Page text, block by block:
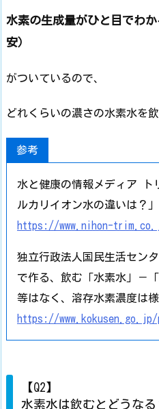
水素の生成量がひと目でわ
安）
がついているので、
どれくらいの濃さの水素水を
参考
水と健康の情報メディア ト
ルカリイオン水の違いは？」
https://www.nihon-
独立行政法人国民生活セン
で作る、飲む「水素水」－
等はなく、溶存水素濃度は様
https://www.kokusen.go.jp/
【Q2】
水素水は飲むとどうなる